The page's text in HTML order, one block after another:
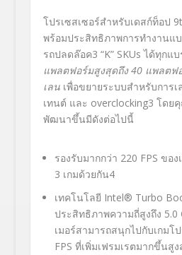
โปรเซสเซอร์สำหรับเดสก์ท็อป 9
พร้อมประสิทธิภาพการทำงานแ
รถปลดล๊อค3 “K” SKUs ได้ทุกแ
แพลตฟอร์มสูงสุดถึง 40 แพลตฟ
เลนเพื่อขยายระบบสำหรับการเ
เทนต์ และ overclocking3 โดย
พัฒนาขึ้นมีดังต่อไปนี้
รองรับมากกว่า 220 FPS ขอ
3 เกมด้วยกัน4
เทคโนโลยี Intel® Turbo
ประสิทธิภาพความถี่สูงถึง 5.0
เมอร์สามารถสนุกไปกับเกมโ
FPS ที่เพิ่มเฟรมเรตมากขึ้นสู